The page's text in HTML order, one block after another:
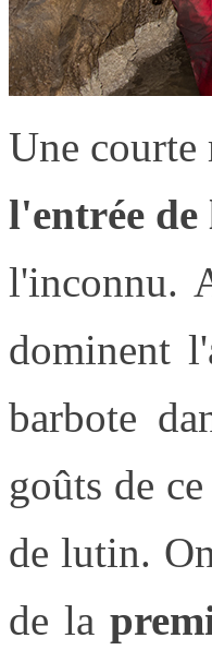
Une courte
l'entrée
l'inconnu.
dominent
barbote
goûts de
de lutin.
de la